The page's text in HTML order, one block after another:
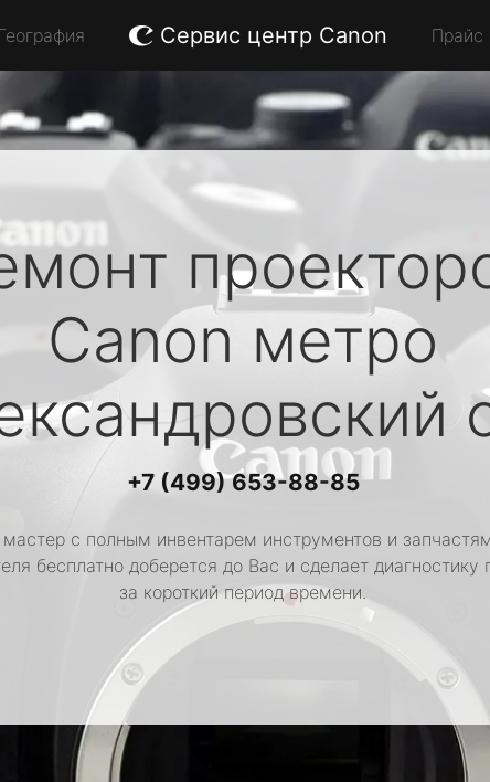
Сервис центр Canon Прайс
Canon метро
+7 (499) 653-88-85
с полным инвентарем инструментов и
бесплатно доберется до Вас и сделает диагностику
за короткий период времени.